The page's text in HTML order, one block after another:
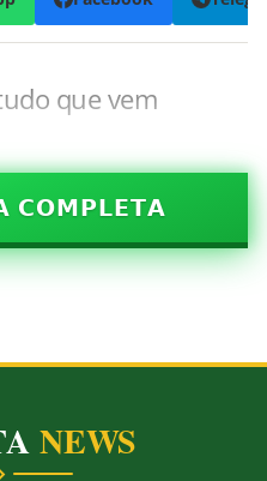
que vem
𝗖𝗢𝗠𝗣𝗟𝗘𝗧𝗔
NEWS